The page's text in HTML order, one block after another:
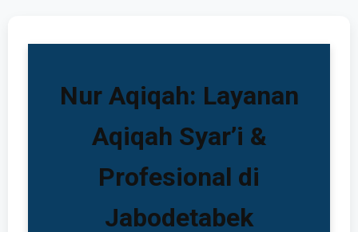
Nur Aqiqah: Layanan
Aqiqah Syar’i &
Profesional di
Jabodetabek